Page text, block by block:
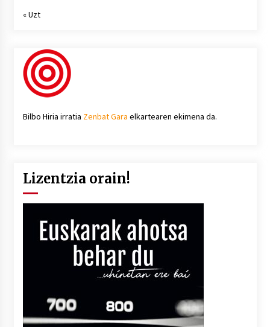
« Uzt
Bilbo Hiria irratia Zenbat Gara elkartearen ekimena da.
Lizentzia orain!